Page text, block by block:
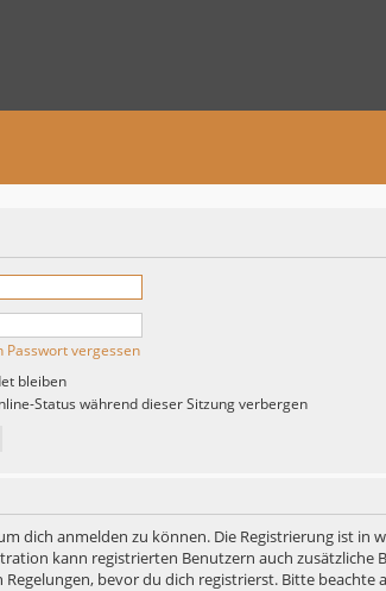
Passwort vergessen
bleiben
Status während dieser Sitzung verbergen
dich anmelden zu können. Die Registrierung ist
kann registrierten Benutzern auch zusätzliche
bevor du dich registrierst. Bitte beachte